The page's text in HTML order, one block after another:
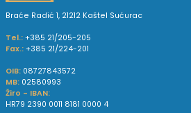
Braće Radić 1, 21212 Kaštel Sućurac
Tel.: +385 21/205-205
Fax.: +385 21/224-201
OIB: 08727843572
MB: 02580993
Žiro - IBAN:
HR79 2390 0011 8181 0000 4